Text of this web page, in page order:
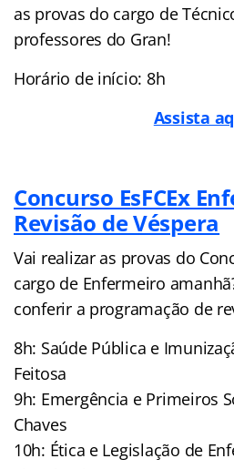
as provas do cargo de
professores do Gran!
Horário de início: 8h
Assista
Concurso EsFCEx
Revisão de Véspera
Vai realizar as provas do
cargo de Enfermeiro
conferir a programação de
8h: Saúde Pública e
Feitosa
9h: Emergência e Primeiros
Chaves
10h: Ética e Legislação de